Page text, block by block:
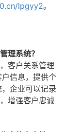
lpgyy2。
理系统？
客户关系管理
信息，提供个
企业可以记录
增强客户忠诚